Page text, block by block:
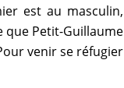
est au masculin,
que Petit-Guillaume
venir se réfugier